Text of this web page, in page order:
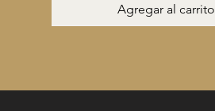
Agregar al carrito